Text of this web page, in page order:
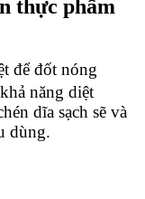
thực phẩm
để đốt nóng
năng diệt
dĩa sạch sẽ và
dùng.